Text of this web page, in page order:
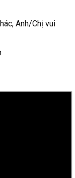
Anh/Chị vui